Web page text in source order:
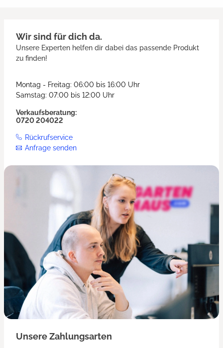
Wir sind für dich da.
Unsere Experten helfen dir dabei das passende Produkt
zu finden!
Montag - Freitag: 06:00 bis 16:00 Uhr
Samstag: 07:00 bis 12:00 Uhr
Verkaufsberatung:
0720 204022
Rückrufservice
Anfrage senden
Unsere Zahlungsarten